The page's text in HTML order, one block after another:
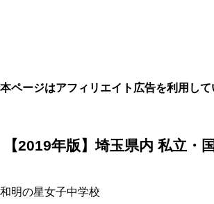
ページはアフィリエイト広告を利用して
【2019年版】埼玉県内 私立
明の星女子中学校